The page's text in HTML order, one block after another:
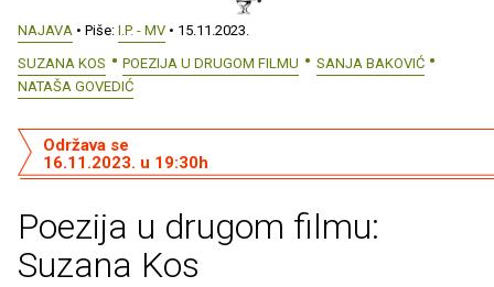
NAJAVA • Piše: I.P. - MV • 15.11.2023.
SUZANA KOS
POEZIJA U DRUGOM FILMU
SANJA BAKOVIĆ
NATAŠA GOVEDIĆ
Poezija u drugom filmu:
Suzana Kos
Održava se
16.11.2023. u 19:30h